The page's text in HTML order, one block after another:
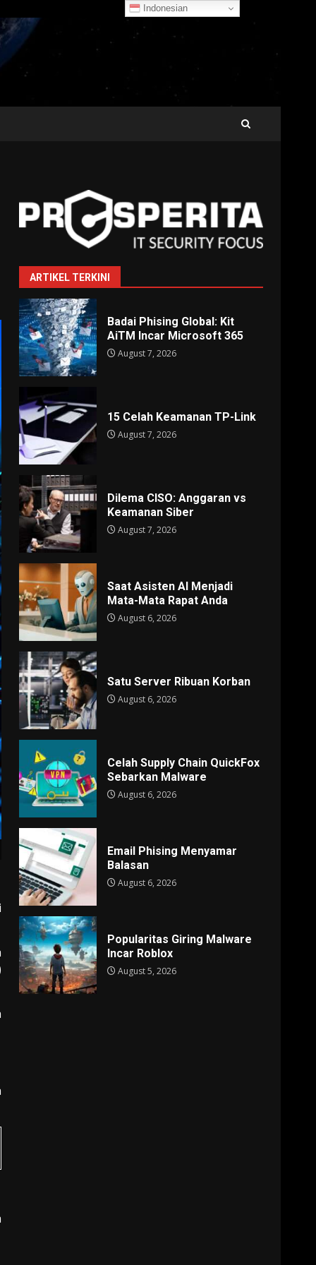
ARTIKEL TERKINI
Badai Phising Global: Kit
AiTM Incar Microsoft 365
August 7, 2026
15 Celah Keamanan TP-Link
August 7, 2026
Dilema CISO: Anggaran vs
Keamanan Siber
August 7, 2026
Saat Asisten AI Menjadi
Mata-Mata Rapat Anda
August 6, 2026
Satu Server Ribuan Korban
August 6, 2026
Celah Supply Chain QuickFox
Sebarkan Malware
August 6, 2026
Email Phising Menyamar
Balasan
August 6, 2026
Popularitas Giring Malware
Incar Roblox
August 5, 2026
Indonesian